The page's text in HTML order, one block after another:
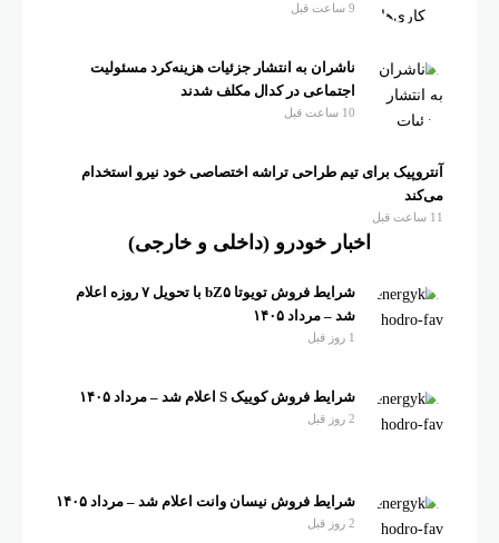
9 ساعت قبل
ناشران به انتشار جزئیات هزینه‌کرد مسئولیت
اجتماعی در کدال مکلف شدند
10 ساعت قبل
آنتروپیک برای تیم طراحی تراشه اختصاصی خود نیرو استخدام
می‌کند
11 ساعت قبل
اخبار خودرو (داخلی و خارجی)
شرایط فروش تویوتا bZ۵ با تحویل ۷ روزه اعلام
شد – مرداد ۱۴۰۵
1 روز قبل
شرایط فروش کوییک S اعلام شد – مرداد ۱۴۰۵
2 روز قبل
شرایط فروش نیسان وانت اعلام شد – مرداد ۱۴۰۵
2 روز قبل